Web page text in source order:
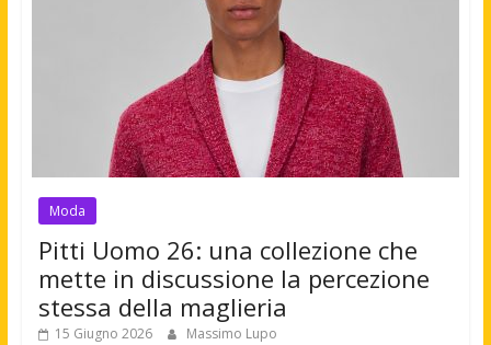
Moda
Pitti Uomo 26: una collezione che
mette in discussione la percezione
stessa della maglieria
15 Giugno 2026 Massimo Lupo